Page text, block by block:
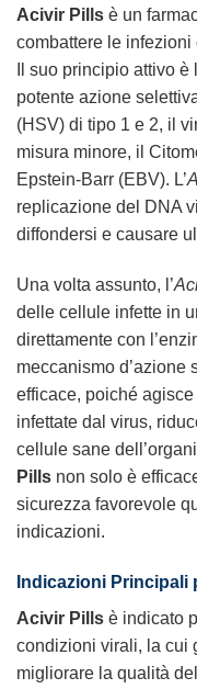
Acivir Pills è un
combattere le
Il suo principio attivo è
potente azione
(HSV) di tipo 1 e 2, il
misura minore, il
Epstein-Barr (EBV). L’
replicazione del DNA
diffondersi e causare
Una volta assunto, l’
delle cellule infette in
direttamente con
meccanismo d’azione
efficace, poiché
infettate dal virus,
cellule sane
Pills non solo è
sicurezza favorevole
indicazioni.
Indicazioni Principali
Acivir Pills è indicato
condizioni virali, la cui
migliorare la qualità